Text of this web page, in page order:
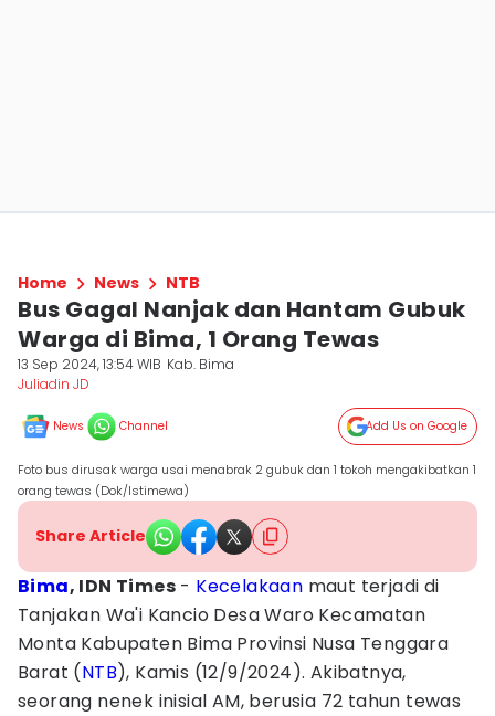
Home News NTB
Bus Gagal Nanjak dan Hantam Gubuk
Warga di Bima, 1 Orang Tewas
13 Sep 2024, 13:54 WIB Kab. Bima
Juliadin JD
News Channel Add Us on Google
Foto bus dirusak warga usai menabrak 2 gubuk dan 1 tokoh mengakibatkan 1
orang tewas (Dok/Istimewa)
Share Article
Bima, IDN Times - Kecelakaan maut terjadi di
Tanjakan Wa'i Kancio Desa Waro Kecamatan
Monta Kabupaten Bima Provinsi Nusa Tenggara
Barat (NTB), Kamis (12/9/2024). Akibatnya,
seorang nenek inisial AM, berusia 72 tahun tewas